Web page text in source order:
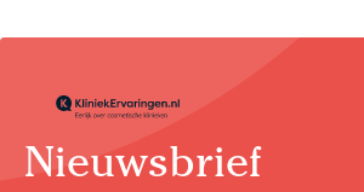
Nieuwsbrief